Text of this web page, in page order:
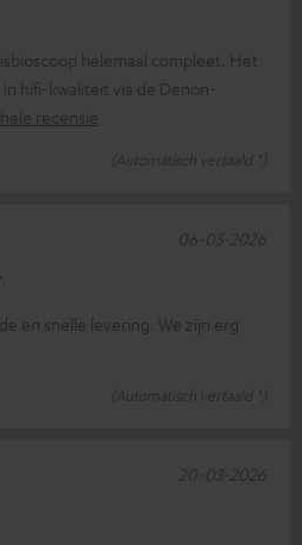
helemaal compleet. Het
hifi-kwaliteit via de Denon-
hele recensie
(Automatisch vertaald *)
en snelle levering. We zijn erg
(Automatisch vertaald *)
06-05-2026
20-03-2026